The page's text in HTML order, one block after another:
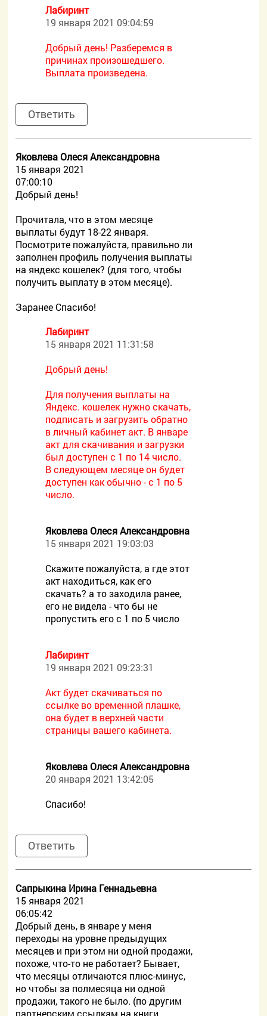
Лабиринт
19 января 2021 09:04:59
Добрый день! Разберемся в
причинах произошедшего.
Выплата произведена.
Ответить
Яковлева Олеся Александровна
15 января 2021
07:00:10
Добрый день!
Прочитала, что в этом месяце
выплаты будут 18-22 января.
Посмотрите пожалуйста, правильно ли
заполнен профиль получения выплаты
на яндекс кошелек? (для того, чтобы
получить выплату в этом месяце).
Заранее Спасибо!
Лабиринт
15 января 2021 11:31:58
Добрый день!
Для получения выплаты на
Яндекс. кошелек нужно скачать,
подписать и загрузить обратно
в личный кабинет акт. В январе
акт для скачивания и загрузки
был доступен с 1 по 14 число.
В следующем месяце он будет
доступен как обычно - с 1 по 5
число.
Яковлева Олеся Александровна
15 января 2021 19:03:03
Скажите пожалуйста, а где этот
акт находиться, как его
скачать? а то заходила ранее,
его не видела - что бы не
пропустить его с 1 по 5 число
Лабиринт
19 января 2021 09:23:31
Акт будет скачиваться по
ссылке во временной плашке,
она будет в верхней части
страницы вашего кабинета.
Яковлева Олеся Александровна
20 января 2021 13:42:05
Спасибо!
Ответить
Сапрыкина Ирина Геннадьевна
15 января 2021
06:05:42
Добрый день, в январе у меня
переходы на уровне предыдущих
месяцев и при этом ни одной продажи,
похоже, что-то не работает? Бывает,
что месяцы отличаются плюс-минус,
но чтобы за полмесяца ни одной
продажи, такого не было. (по другим
партнерским ссылкам на книги